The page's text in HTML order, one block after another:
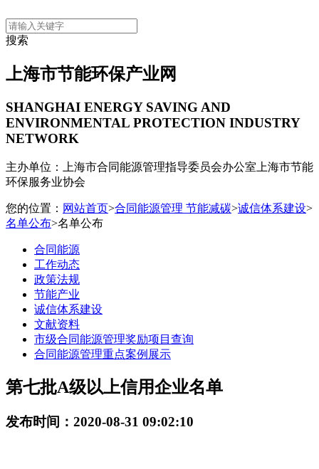
搜索
上海市节能环保产业网
SHANGHAI ENERGY SAVING AND
ENVIRONMENTAL PROTECTION INDUSTRY
NETWORK
主办单位：上海市合同能源管理指导委员会办公室 上海市节能
环保服务业协会
您的位置： 网站首页>合同能源管理 节能减碳>诚信体系建设>
名单公布>名单公布
合同能源
工作动态
政策法规
节能产业
诚信体系建设
文献资料
市级合同能源管理奖励项目查询
合同能源管理重点案例展示
第七批A级以上信用企业名单
发布时间：2020-08-31 09:02:10